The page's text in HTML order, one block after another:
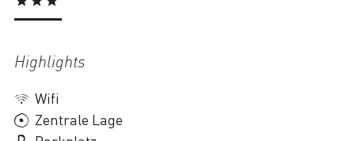
Highlights
Wifi
Zentrale Lage